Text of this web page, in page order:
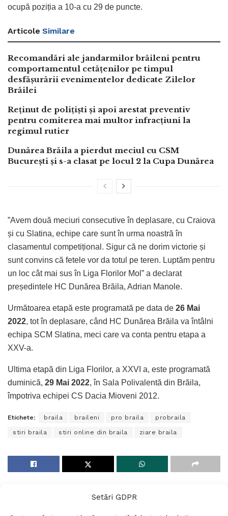
Setări GDPR
ocupă poziția a 10-a cu 29 de puncte.
Articole Similare
Recomandări ale jandarmilor brăileni pentru
comportamentul cetățenilor pe timpul
desfășurării evenimentelor dedicate Zilelor
Brăilei
Reținut de polițiști și apoi arestat preventiv
pentru comiterea mai multor infracțiuni la
regimul rutier
Dunărea Brăila a pierdut meciul cu CSM
București și s-a clasat pe locul 2 la Cupa Dunărea
”Avem două meciuri consecutive în deplasare, cu Craiova
și cu Slatina, echipe care sunt în urma noastră în
clasamentul competițional. Sigur că ne dorim victorie și
sunt convins că fetele vor da totul pe teren. Luptăm pentru
un loc cât mai sus în Liga Florilor Mol” a declarat
președintele HC Dunărea Brăila, Adrian Manole.
Următoarea etapă este programată pe data de 26 Mai
2022, tot în deplasare, când HC Dunărea Brăila va întâlni
echipa SCM Slatina, meci care va conta pentru etapa a
XXV-a.
Ultima etapă din Liga Florilor, a XXVI a, este programată
duminică, 29 Mai 2022, în Sala Polivalentă din Brăila,
împotriva echipei CS Dacia Mioveni 2012.
Etichete: braila braileni pro braila probraila
stiri braila stiri online din braila ziare braila